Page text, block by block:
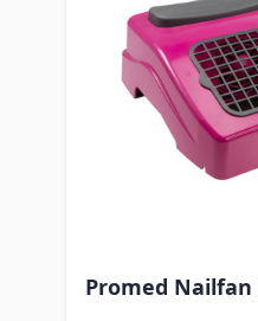
Promed Nailfan